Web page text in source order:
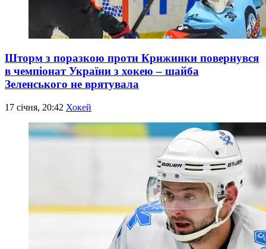
Шторм з поразкою проти Крижинки повернувся
в чемпіонат України з хокею – шайба
Зеленського не врятувала
17 січня, 20:42 Хокей